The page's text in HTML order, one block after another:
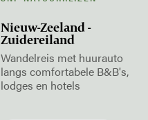
Nieuw-Zeeland -
Zuidereiland
Wandelreis met huurauto
langs comfortabele B&B's,
lodges en hotels